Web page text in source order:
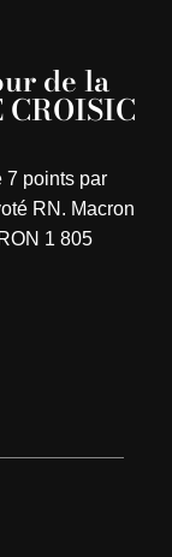
de la
7 points par
RN. Macron
1 805